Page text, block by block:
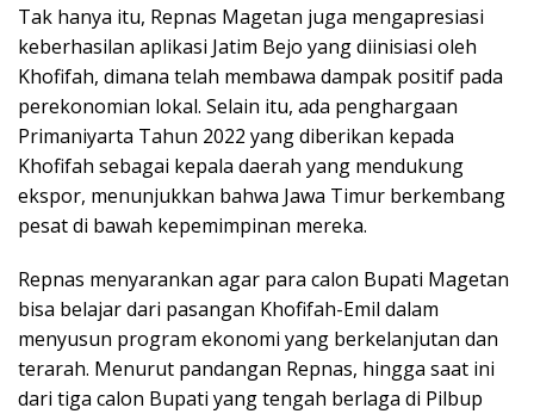
Tak hanya itu, Repnas Magetan juga mengapresiasi
keberhasilan aplikasi Jatim Bejo yang diinisiasi oleh
Khofifah, dimana telah membawa dampak positif pada
perekonomian lokal. Selain itu, ada penghargaan
Primaniyarta Tahun 2022 yang diberikan kepada
Khofifah sebagai kepala daerah yang mendukung
ekspor, menunjukkan bahwa Jawa Timur berkembang
pesat di bawah kepemimpinan mereka.
Repnas menyarankan agar para calon Bupati Magetan
bisa belajar dari pasangan Khofifah-Emil dalam
menyusun program ekonomi yang berkelanjutan dan
terarah. Menurut pandangan Repnas, hingga saat ini
dari tiga calon Bupati yang tengah berlaga di Pilbup